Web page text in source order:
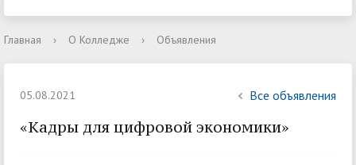
Главная › О Колледже › Объявления
05.08.2021 Все объявления
«Кадры для цифровой экономики»